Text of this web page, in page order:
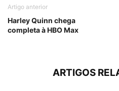
Artigo anterior
Harley Quinn chega
completa à HBO Max
ARTIGOS